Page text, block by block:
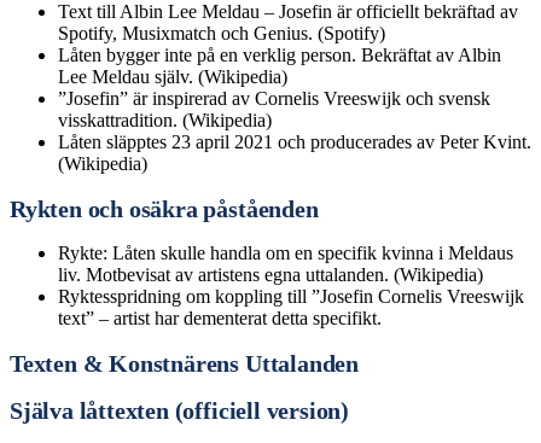
Text till Albin Lee Meldau – Josefin är officiellt bekräftad av
Spotify, Musixmatch och Genius. (Spotify)
Låten bygger inte på en verklig person. Bekräftat av Albin
Lee Meldau själv. (Wikipedia)
”Josefin” är inspirerad av Cornelis Vreeswijk och svensk
visskattradition. (Wikipedia)
Låten släpptes 23 april 2021 och producerades av Peter Kvint.
(Wikipedia)
Rykten och osäkra påståenden
Rykte: Låten skulle handla om en specifik kvinna i Meldaus
liv. Motbevisat av artistens egna uttalanden. (Wikipedia)
Ryktesspridning om koppling till ”Josefin Cornelis Vreeswijk
text” – artist har dementerat detta specifikt.
Texten & Konstnärens Uttalanden
Själva låttexten (officiell version)